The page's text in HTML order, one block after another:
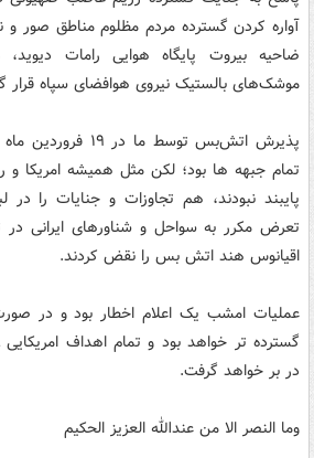
آواره کردن گسترده مردم مظلوم مناطق صور و
ضاحیه بیروت پایگاه هوایی رامات
موشک‌های بالستیک نیروی هوافضای سپاه قرار
پذیرش اتش‌بس توسط
تمام جبهه ها بود؛ لکن مثل همیشه امریکا و
پایبند نبودند، هم تجاوزات و جنایات را در
تعرض مکرر به سواحل و شناورهای ایرانی در
اقیانوس هند اتش بس را نقض کردند.
عملیات امشب یک اعلام اخطار بود و در
گسترده تر خواهد بود و تمام اهداف
در بر خواهد گرفت.
وما النصر الا من عندالله العزیز الحکیم